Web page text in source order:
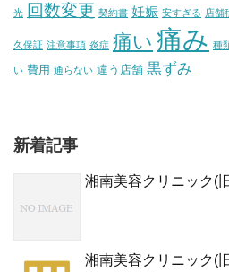
光 回数変更 契約書 妊娠 安すぎる 店舗
久保証 注意事項 炎症 痛い 痛み 種
い 費用 通らない 違う店舗 黒ずみ
新着記事
湘南美容クリニック(
湘南美容クリニック(